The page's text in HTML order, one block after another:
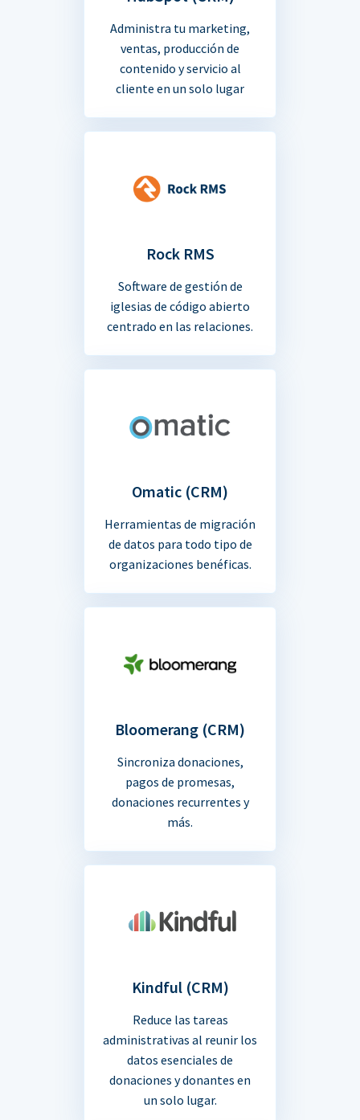
Administra tu marketing,
ventas, producción de
contenido y servicio al
cliente en un solo lugar
Rock RMS
Software de gestión de
iglesias de código abierto
centrado en las relaciones.
Omatic (CRM)
Herramientas de migración
de datos para todo tipo de
organizaciones benéficas.
Bloomerang (CRM)
Sincroniza donaciones,
pagos de promesas,
donaciones recurrentes y
más.
Kindful (CRM)
Reduce las tareas
administrativas al reunir los
datos esenciales de
donaciones y donantes en
un solo lugar.